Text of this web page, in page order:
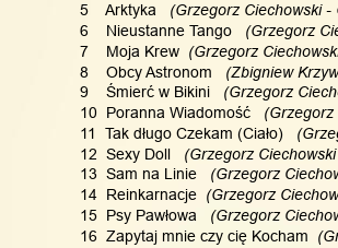
5    Arktyka
(Grzegorz Ciechowski
6    Nieustanne Tango
(Grzegorz
7    Moja Krew
(Grzegorz
8    Obcy Astronom
(Zbigniew
9    Śmierć w Bikini
(Grzegorz
10  Poranna Wiadomość
11  Tak długo Czekam (Ciało)
12  Sexy Doll
(Grzegorz
13  Sam na Linie
(Grzegorz
14  Reinkarnacje
(Grzegorz
15  Psy Pawłowa
(Grzegorz
16  Zapytaj mnie czy cię Kocham